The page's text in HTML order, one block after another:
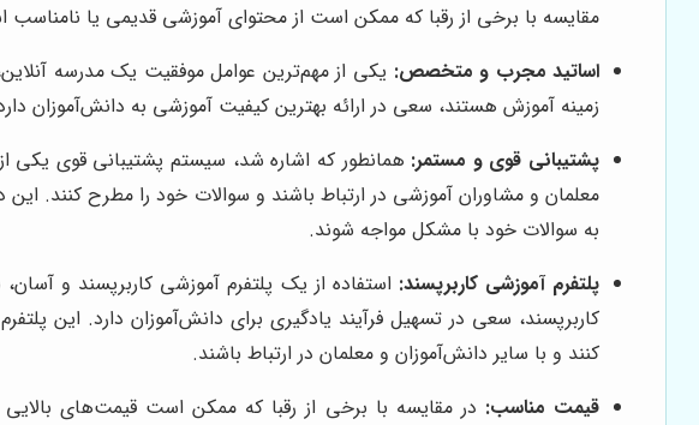
مقایسه با برخی از رقبا که ممکن است از محتوای آموزشی قدیمی یا نامناسب
اساتید مجرب و متخصص: یکی از مهم‌ترین عوامل موفقیت یک مدرسه
زمینه آموزش هستند، سعی در ارائه بهترین کیفیت آموزشی به دانش‌آموزان
پشتیبانی قوی و مستمر: همانطور که اشاره شد، سیستم پشتیبانی قوی یکی
معلمان و مشاوران آموزشی در ارتباط باشند و سوالات خود را مطرح کنند.
به سوالات خود با مشکل مواجه شوند.
پلتفرم آموزشی کاربرپسند: استفاده از یک پلتفرم آموزشی کاربرپسند و
کاربرپسند، سعی در تسهیل فرآیند یادگیری برای دانش‌آموزان دارد. این
کنند و با سایر دانش‌آموزان و معلمان در ارتباط باشند.
قیمت مناسب: در مقایسه با برخی از رقبا که ممکن است قیمت‌های